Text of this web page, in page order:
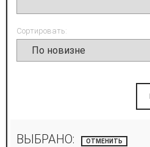
Сортировать:
ВЫБРАНО: ОТМЕНИТЬ